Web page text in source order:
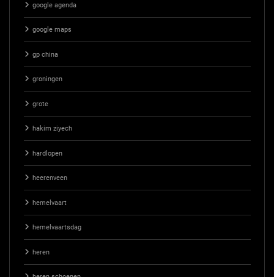
google agenda
google maps
gp china
groningen
grote
hakim ziyech
hardlopen
heerenveen
hemelvaart
hemelvaartsdag
heren